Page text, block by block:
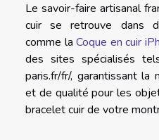
Le savoir-faire artisanal
cuir se retrouve dans
comme laCoque en cuir
des sites spécialisés
paris.fr/fr/, garantissant la
et de qualité pour les
bracelet cuir de votre